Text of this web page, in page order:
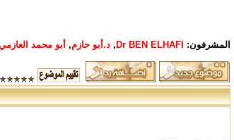
المشرفون: Dr BEN ELHAFI
, د.أبو حازم, أبو محمد